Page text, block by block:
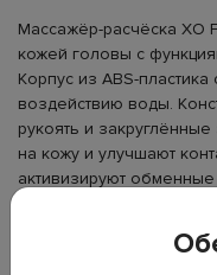
Массажёр-расчёска XO
кожей головы с
Корпус из ABS-
воздействию воды.
рукоять и
на кожу и улучшают
активизируют
от встроенного